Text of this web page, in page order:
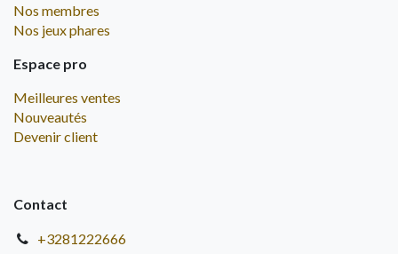
Nos membres
Nos jeux phares
Espace pro
Meilleures ventes
Nouveautés
Devenir client
Contact
+3281222666